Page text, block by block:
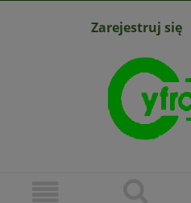
Zarejestruj się